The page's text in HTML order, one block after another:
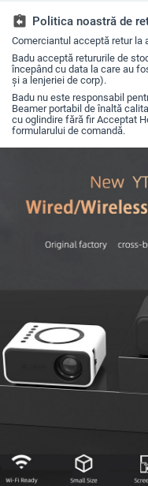
assignment_return Politica noastră de
Comerciantul acceptă retur la
Badu acceptă retururile de
începând cu data la care au
și a lenjeriei de corp).
Badu nu este responsabil
Beamer portabil de înaltă
cu oglindire fără fir Acceptat
formularului de comandă.